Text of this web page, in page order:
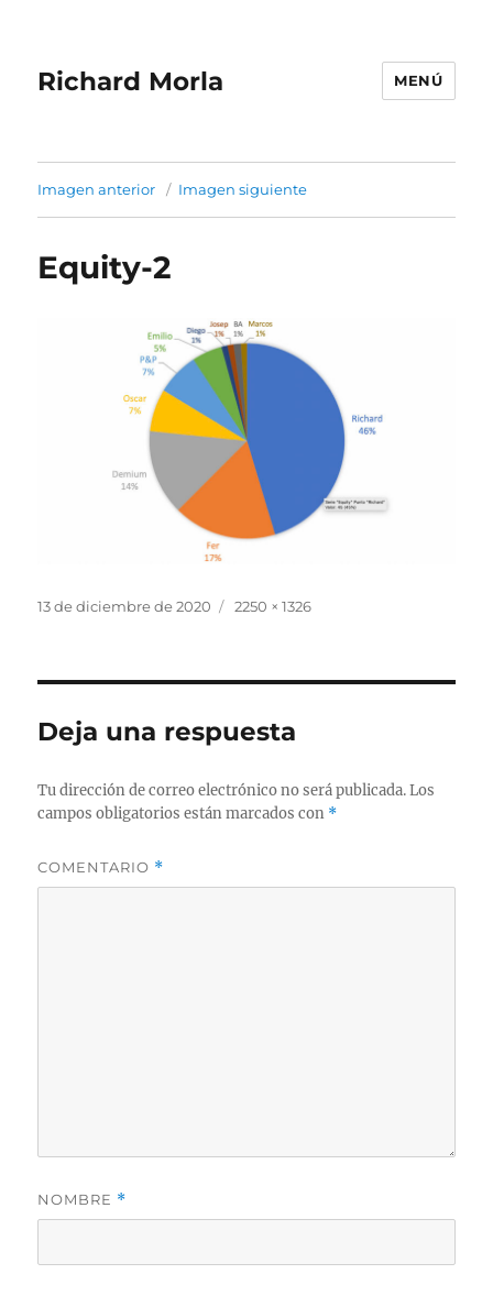
Richard Morla MENÚ
Imagen anterior Imagen siguiente
Equity-2
Publicado
13 de diciembre de 2020
Tamaño
2250 × 1326
Deja una respuesta
Tu dirección de correo electrónico no será publicada. Los
campos obligatorios están marcados con *
COMENTARIO *
NOMBRE *